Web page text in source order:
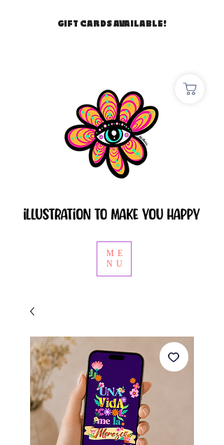
ME
NU
GIFT CARDS AVAILABLE!